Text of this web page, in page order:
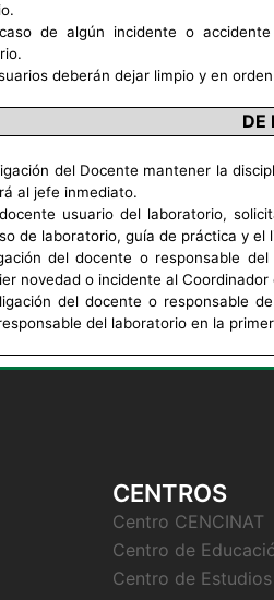
de algún incidente o
deberán dejar limpio y en
DE
del Docente mantener la
al jefe inmediato.
usuario del laboratorio,
de laboratorio, guía de práctica y
del docente o responsable
novedad o incidente al Coordinador
del docente o responsable
del laboratorio en la
CENTROS
Centro CENCINAT
Centro de
Centro de